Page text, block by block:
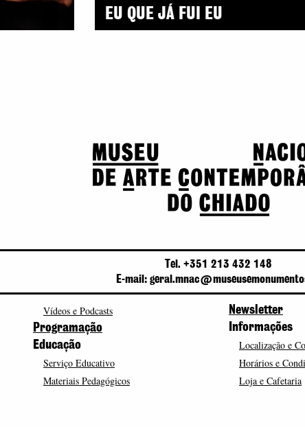
EU QUE JÁ FUI EU
Tel. +351 213 432 148
E-mail:
Vídeos e Podcasts
Programação
Educação
Serviço Educativo
Materiais Pedagógicos
Newsletter
Informações
Localização e
Horários e
Loja e Cafetaria